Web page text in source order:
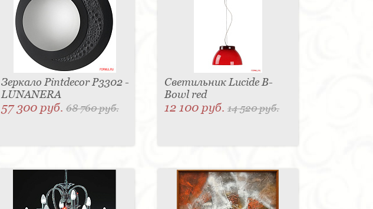
Зеркало Pintdecor P3302 -
LUNANERA
57 300 руб. 68 760 руб.
Светильник Lucide B-
Bowl red
12 100 руб.14 520 руб.